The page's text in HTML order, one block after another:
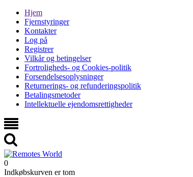
Hjem
Fjernstyringer
Kontakter
Log på
Registrer
Vilkår og betingelser
Fortroligheds- og Cookies-politik
Forsendelsesoplysninger
Returnerings- og refunderingspolitik
Betalingsmetoder
Intellektuelle ejendomsrettigheder
0
Indkøbskurven er tom